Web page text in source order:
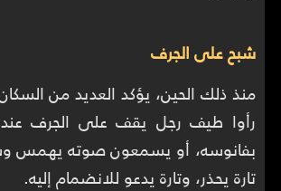
شبح على الجرف
منذ ذلك الحين، يؤكد العديد من
رأوا طيف رجل يقف على الجرف عند
بفانوسه، أو يسمعون صوته يهمس
تارة يحذر، وتارة يدعو للانضمام إليه.